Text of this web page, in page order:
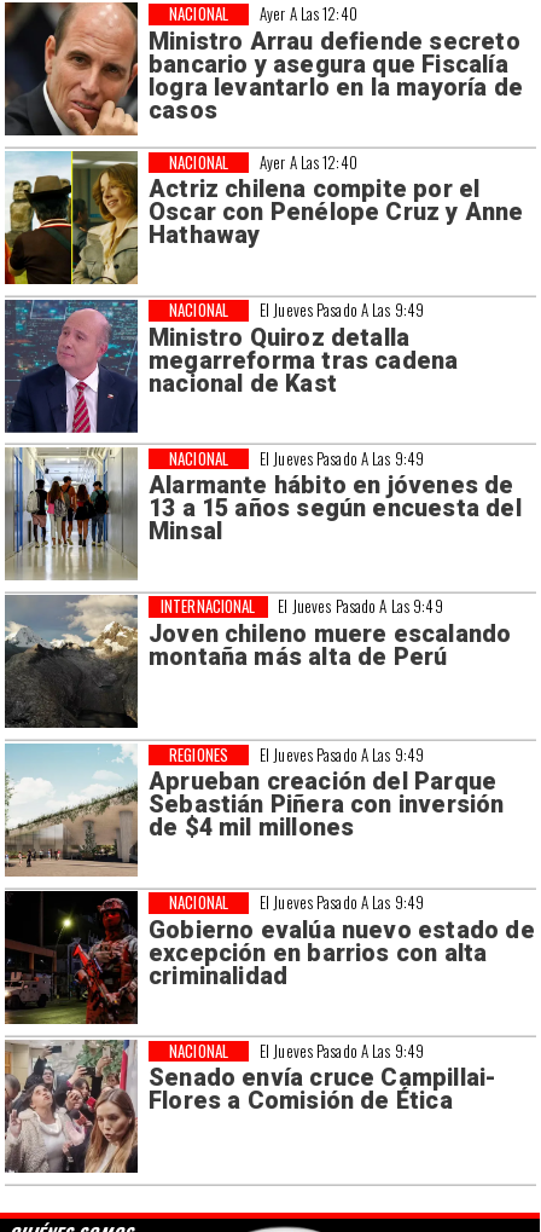
Ayer A Las 12:40
Ministro Arrau defiende secreto
bancario y asegura que Fiscalía
logra levantarlo en la mayoría de
casos
NACIONAL
Ayer A Las 12:40
Actriz chilena compite por el
Oscar con Penélope Cruz y Anne
Hathaway
NACIONAL
El Jueves Pasado A Las 9:49
Ministro Quiroz detalla
megarreforma tras cadena
nacional de Kast
NACIONAL
El Jueves Pasado A Las 9:49
Alarmante hábito en jóvenes de
13 a 15 años según encuesta del
Minsal
NACIONAL
El Jueves Pasado A Las 9:49
Joven chileno muere escalando
montaña más alta de Perú
INTERNACIONAL
El Jueves Pasado A Las 9:49
Aprueban creación del Parque
Sebastián Piñera con inversión
de $4 mil millones
REGIONES
El Jueves Pasado A Las 9:49
Gobierno evalúa nuevo estado de
excepción en barrios con alta
criminalidad
NACIONAL
El Jueves Pasado A Las 9:49
Senado envía cruce Campillai-
Flores a Comisión de Ética
NACIONAL